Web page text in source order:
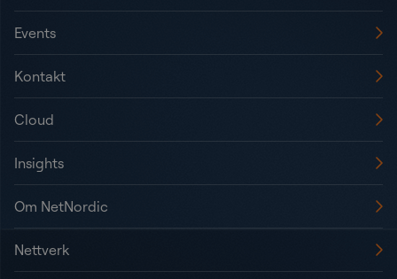
Events
Kontakt
Cloud
Insights
Om NetNordic
Nettverk